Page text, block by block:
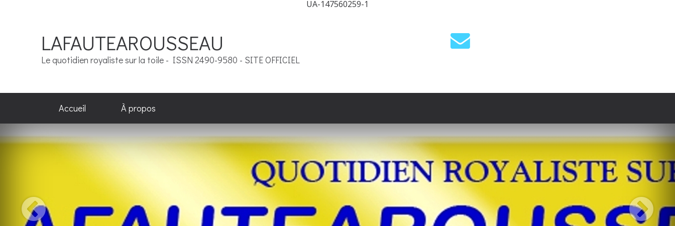
UA-147560259-1
LAFAUTEAROUSSEAU
Le quotidien royaliste sur la toile - ISSN 2490-9580 - SITE OFFICIEL
Accueil À propos